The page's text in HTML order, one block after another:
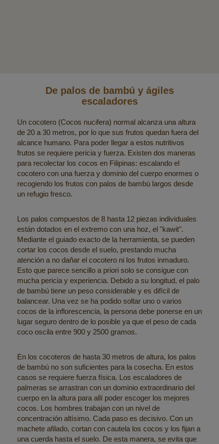
De palos de bambú y ágiles
escaladores
Un cocotero (Cocos nucifera) normal alcanza una altura
de 20 a 30 metros, por lo que sus frutos quedan fuera del
alcance humano. Para poder llegar a estos nutritivos
frutos se requiere pericia y fuerza. Existen dos maneras
para recolectar los cocos en Filipinas: escalando el
cocotero con una fuerza y dominio del cuerpo enormes o
recogiendo los frutos con palos de bambú largos desde
un refugio fresco.
Los palos compuestos de 8 hasta 12 piezas individuales
están dotados en el extremo con una hoz, el "kawit".
Mediante el guiado exacto de la herramienta, se pueden
cortar los cocos desde el suelo, prestando mucha
atención a no dañar el cocotero ni los frutos inmaduro.
Esto que parece sencillo a priori solo se consigue con
mucha pericia y experiencia. Debido a su longitud, el palo
de bambú tiene un peso considerable y es difícil de
balancear. Una vez se ha podido soltar uno o varios
cocos de la inflorescencia, la persona debe ponerse en un
lugar seguro dentro de lo posible ya que el peso de cada
coco oscila entre 900 y 2500 gramos.
En los cocoteros de hasta 30 metros de altura, los palos
de bambú no son suficientes para la cosecha. En estos
casos se requiere fuerza física. Los escaladores de
palmeras se arrastran con un dominio extraordinario del
cuerpo en la altura para allí poder escoger los mejores
cocos. Los hombres trabajan con un nivel de
concentración altísimo. Cada paso es decisivo. Con un
machete afilado, cortan con cautela los cocos y los fijan a
una cuerda hasta el suelo. De esta manera, se evita que